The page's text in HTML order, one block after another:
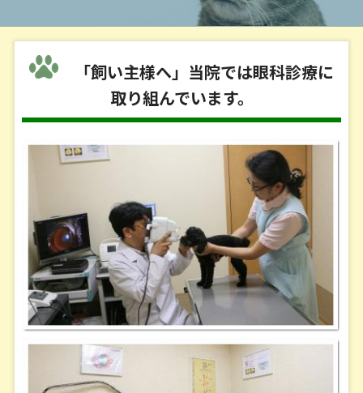
「飼い主様へ」当院では眼科診療に
取り組んでいます。